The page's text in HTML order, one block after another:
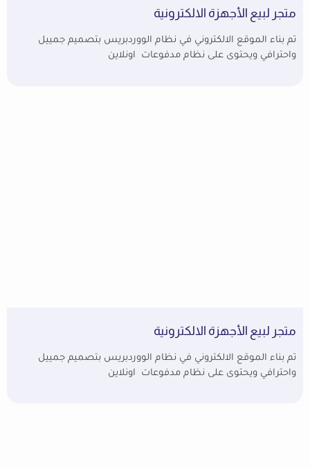
متجر لبيع الأجهزة الالكترونية
تم بناء الموقع الالكتروني في نظام الووردبريس بتصميم جمييل
واحترافي ويحتوى على نظام مدفوعات اونلاين
متجر لبيع الأجهزة الالكترونية
تم بناء الموقع الالكتروني في نظام الووردبريس بتصميم جمييل
واحترافي ويحتوى على نظام مدفوعات اونلاين